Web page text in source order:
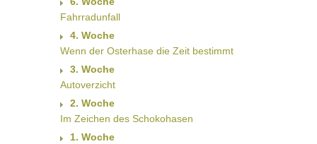
Fahrradunfall
4. Woche
Wenn der Osterhase die Zeit bestimmt
3. Woche
Autoverzicht
2. Woche
Im Zeichen des Schokohasen
1. Woche